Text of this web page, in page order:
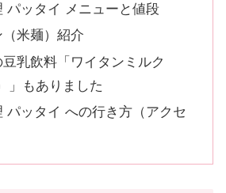
パッタイ メニューと値段
米麺）紹介
乳飲料「ワイタンミルク
」もありました
パッタイ への行き方（アクセ